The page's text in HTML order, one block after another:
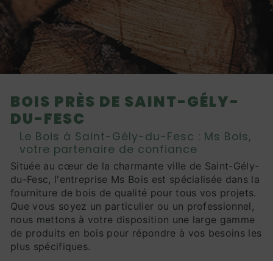
BOIS PRÈS DE SAINT-GÉLY-
DU-FESC
Le Bois à Saint-Gély-du-Fesc : Ms Bois,
votre partenaire de confiance
Située au cœur de la charmante ville de Saint-Gély-
du-Fesc, l'entreprise Ms Bois est spécialisée dans la
fourniture de bois de qualité pour tous vos projets.
Que vous soyez un particulier ou un professionnel,
nous mettons à votre disposition une large gamme
de produits en bois pour répondre à vos besoins les
plus spécifiques.